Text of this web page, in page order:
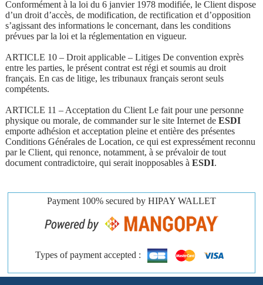
Conformément à la loi du 6 janvier 1978 modifiée, le Client dispose
d’un droit d’accès, de modification, de rectification et d’opposition
s’agissant des informations le concernant, dans les conditions
prévues par la loi et la réglementation en vigueur.
ARTICLE 10 – Droit applicable – Litiges De convention exprès
entre les parties, le présent contrat est régi et soumis au droit
français. En cas de litige, les tribunaux français seront seuls
compétents.
ARTICLE 11 – Acceptation du Client Le fait pour une personne
physique ou morale, de commander sur le site Internet de ESDI
emporte adhésion et acceptation pleine et entière des présentes
Conditions Générales de Location, ce qui est expressément reconnu
par le Client, qui renonce, notamment, à se prévaloir de tout
document contradictoire, qui serait inopposables à ESDI.
Payment 100% secured by HIPAY WALLET
Types of payment accepted :